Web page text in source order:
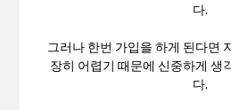
다.
그러나 한번 가입을 하게 된다면
장히 어렵기 때문에 신중하게 생
다.